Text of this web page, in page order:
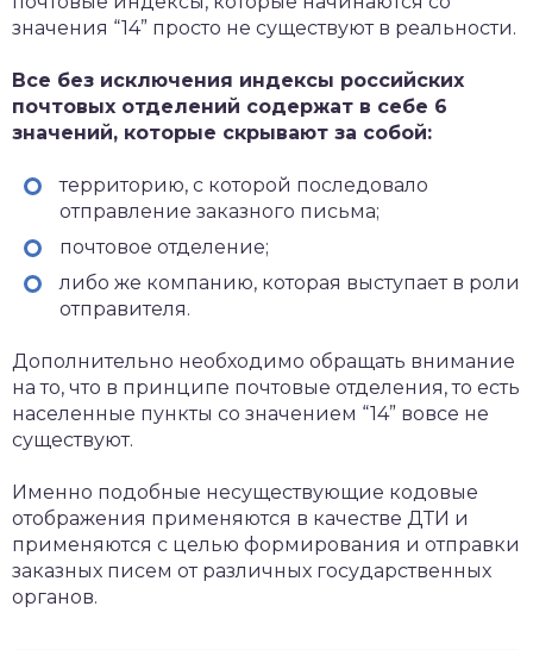
значения “14” просто не существуют в реальности.
Все без исключения индексы российских
почтовых отделений содержат в себе 6
значений, которые скрывают за собой:
территорию, с которой последовало
отправление заказного письма;
почтовое отделение;
либо же компанию, которая выступает в роли
отправителя.
Дополнительно необходимо обращать внимание
на то, что в принципе почтовые отделения, то есть
населенные пункты со значением “14” вовсе не
существуют.
Именно подобные несуществующие кодовые
отображения применяются в качестве ДТИ и
применяются с целью формирования и отправки
заказных писем от различных государственных
органов.